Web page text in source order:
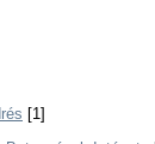
[1]